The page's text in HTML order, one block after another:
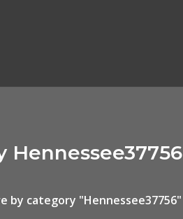
Hennessee37756
by category "Hennessee37756"